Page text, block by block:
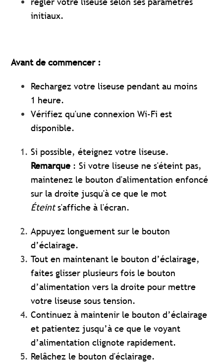
initiaux.
Avant de commencer :
Rechargez votre liseuse pendant au moins
1 heure.
Vérifiez qu'une connexion Wi-Fi est
disponible.
Si possible, éteignez votre liseuse.
Remarque : Si votre liseuse ne s'éteint pas,
maintenez le bouton d'alimentation enfoncé
sur la droite jusqu'à ce que le mot
Éteints'affiche à l'écran.
Appuyez longuement sur le bouton
d’éclairage.
Tout en maintenant le bouton d’éclairage,
faites glisser plusieurs fois le bouton
d’alimentation vers la droite pour mettre
votre liseuse sous tension.
Continuez à maintenir le bouton d’éclairage
et patientez jusqu’à ce que le voyant
d’alimentation clignote rapidement.
Relâchez le bouton d'éclairage.